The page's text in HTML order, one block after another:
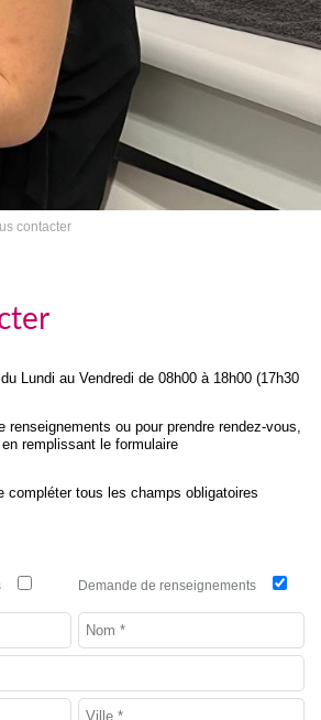
contacter
Lundi au Vendredi de 08h00 à 18h00 (17h30
renseignements ou pour prendre rendez-vous,
remplissant le formulaire
compléter tous les champs obligatoires
Demande de renseignements